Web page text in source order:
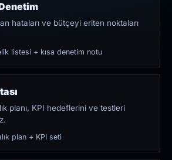
hataları ve bütçeyi eriten noktaları
listesi + kısa denetim notu
planı, KPI hedeflerini ve testleri
plan + KPI seti